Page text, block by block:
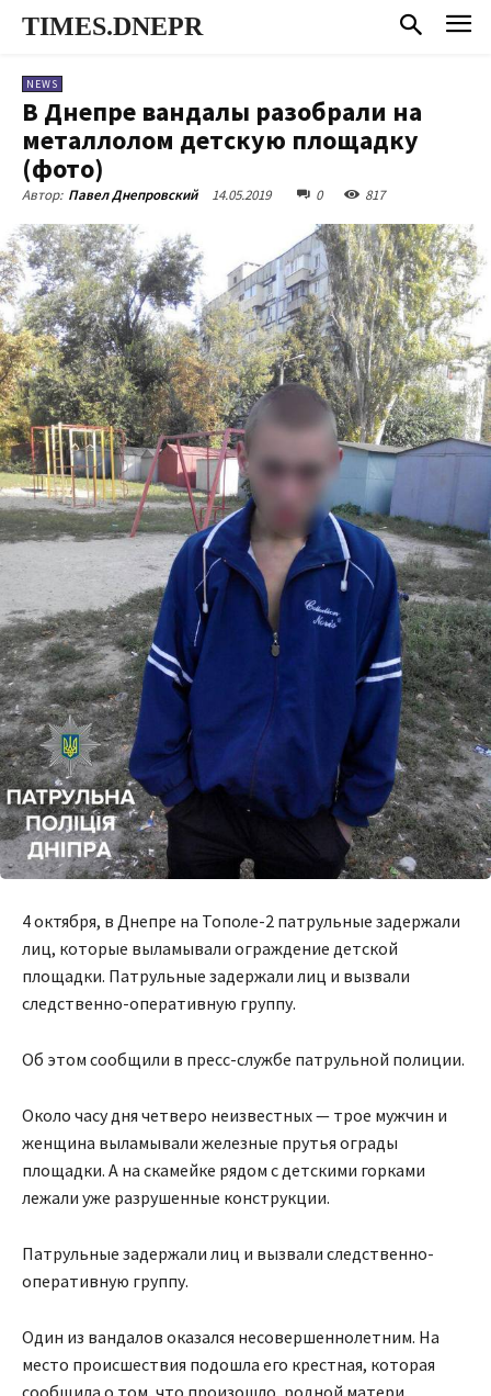
TIMES.DNEPR
NEWS
В Днепре вандалы разобрали на
металлолом детскую площадку
(фото)
Автор: Павел Днепровский 14.05.2019 0 817
4 октября, в Днепре на Тополе-2 патрульные задержали
лиц, которые выламывали ограждение детской
площадки. Патрульные задержали лиц и вызвали
следственно-оперативную группу.
Об этом сообщили в пресс-службе патрульной полиции.
Около часу дня четверо неизвестных — трое мужчин и
женщина выламывали железные прутья ограды
площадки. А на скамейке рядом с детскими горками
лежали уже разрушенные конструкции.
Патрульные задержали лиц и вызвали следственно-
оперативную группу.
Один из вандалов оказался несовершеннолетним. На
место происшествия подошла его крестная, которая
сообщила о том, что произошло, родной матери.